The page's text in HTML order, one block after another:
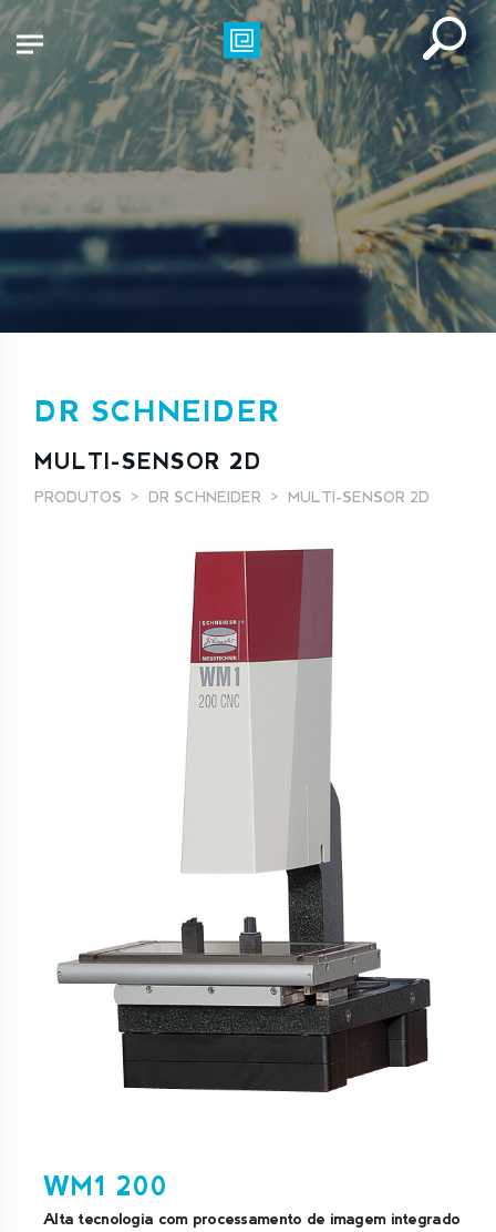
DR SCHNEIDER
MULTI-SENSOR 2D
PRODUTOS DR SCHNEIDER MULTI-SENSOR 2D
WM1 200
Alta tecnologia com processamento de imagem integrado